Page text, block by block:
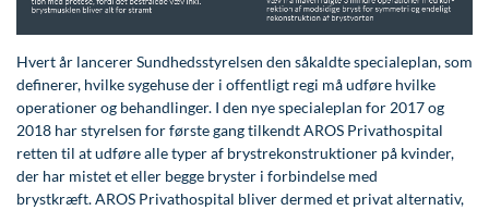
Mave-tarm kirurgi
Menopause- og hormonterapi
Neurologi (hjerne-nervesygdomme)
Onkologi (kræftsygdomme)
Uønsket hårvækst
Hårtab
Aldersprægede håndrygge
Kropsforyngelse og opstramning
Modelopskrivning
aging medicin
Prisliste
Skriv dig op
Kvalitet og patienttilfredshed
Nyttige links
Parkering og opladning på AROS Privathospital
Persondatapolitik på AROS
Hvert år lancerer Sundhedsstyrelsen den såkaldte specialeplan, som
definerer, hvilke sygehuse der i offentligt regi må udføre hvilke
operationer og behandlinger. I den nye specialeplan for 2017 og
2018 har styrelsen for første gang tilkendt AROS Privathospital
retten til at udføre alle typer af brystrekonstruktioner på kvinder,
der har mistet et eller begge bryster i forbindelse med
brystkræft. AROS Privathospital bliver dermed et privat alternativ,